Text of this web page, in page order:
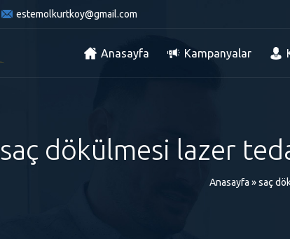
estemolkurtkoy@gmail.com
Anasayfa Kampanyalar
saç dökülmesi lazer
Anasayfa »saç